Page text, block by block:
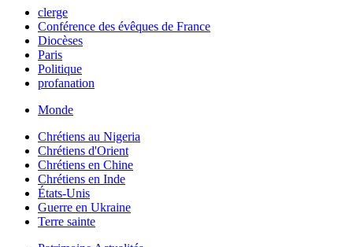
clerge
Conférence des évêques de France
Diocèses
Paris
Politique
profanation
Monde
Chrétiens au Nigeria
Chrétiens d'Orient
Chrétiens en Chine
Chrétiens en Inde
États-Unis
Guerre en Ukraine
Terre sainte